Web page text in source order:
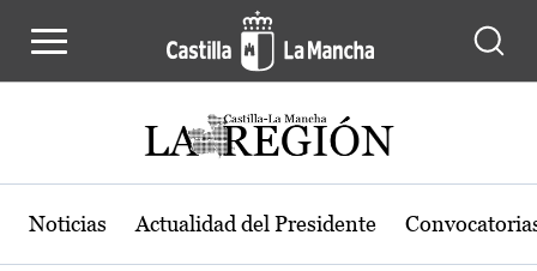
Actualidad de la región de Castilla-
Noticias Actualidad del Presidente